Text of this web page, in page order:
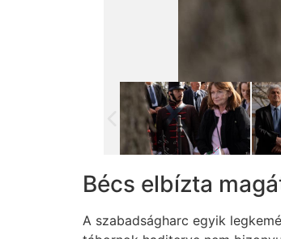
Bécs elbízta
A szabadságharc egyik